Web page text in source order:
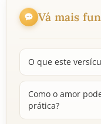
Vá mais
O que este
Como o amor
prática?